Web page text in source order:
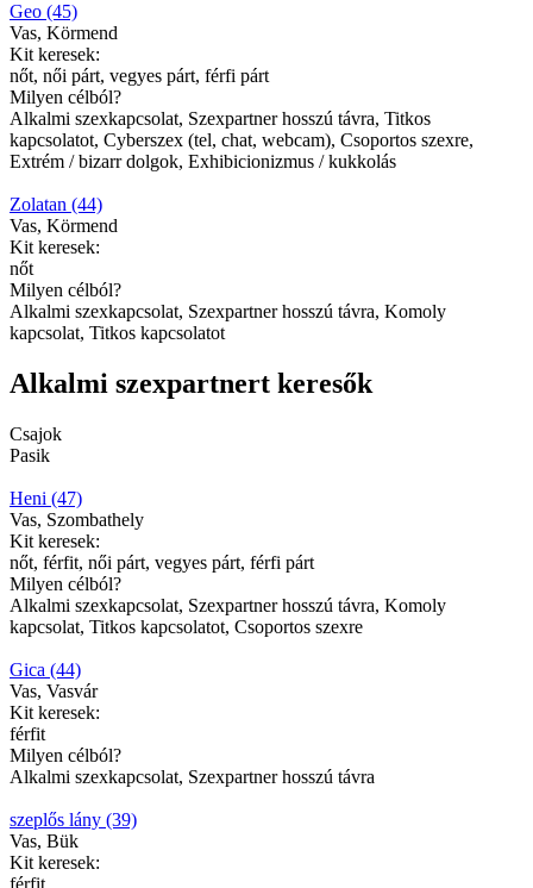
Geo (45)
Vas, Körmend
Kit keresek:
nőt, női párt, vegyes párt, férfi párt
Milyen célból?
Alkalmi szexkapcsolat, Szexpartner hosszú távra, Titkos
kapcsolatot, Cyberszex (tel, chat, webcam), Csoportos szexre,
Extrém / bizarr dolgok, Exhibicionizmus / kukkolás
Zolatan (44)
Vas, Körmend
Kit keresek:
nőt
Milyen célból?
Alkalmi szexkapcsolat, Szexpartner hosszú távra, Komoly
kapcsolat, Titkos kapcsolatot
Alkalmi szexpartnert keresők
Csajok
Pasik
Heni (47)
Vas, Szombathely
Kit keresek:
nőt, férfit, női párt, vegyes párt, férfi párt
Milyen célból?
Alkalmi szexkapcsolat, Szexpartner hosszú távra, Komoly
kapcsolat, Titkos kapcsolatot, Csoportos szexre
Gica (44)
Vas, Vasvár
Kit keresek:
férfit
Milyen célból?
Alkalmi szexkapcsolat, Szexpartner hosszú távra
szeplős lány (39)
Vas, Bük
Kit keresek:
férfit